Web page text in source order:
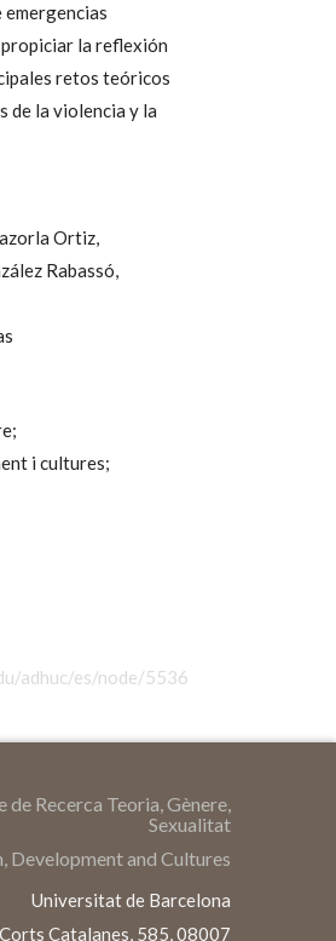
la reflexión
retos teóricos
de la violencia y la
Ortiz,
Rabassó,
i cultures;
adhuc/es/node/5536
Recerca Teoria, Gènere,
Sexualitat
Development and Cultures
Universitat de Barcelona
Catalanes, 585, 08007